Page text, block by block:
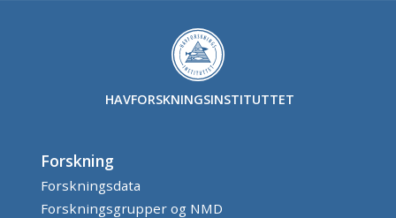
HAVFORSKNINGSINSTITUTTET
Forskning
Forskningsdata
Forskningsgrupper og NMD